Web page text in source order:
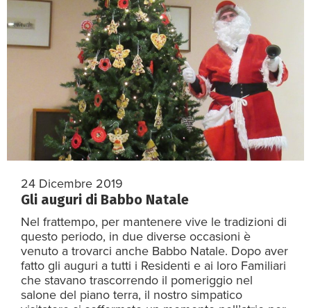
24 Dicembre 2019
Gli auguri di Babbo Natale
Nel frattempo, per mantenere vive le tradizioni di
questo periodo, in due diverse occasioni è
venuto a trovarci anche Babbo Natale. Dopo aver
fatto gli auguri a tutti i Residenti e ai loro Familiari
che stavano trascorrendo il pomeriggio nel
salone del piano terra, il nostro simpatico